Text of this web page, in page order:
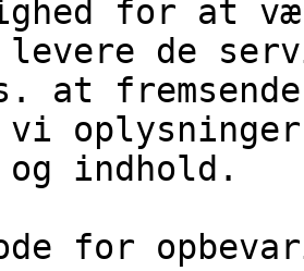
for at
levere de
at
vi
indhold.
for